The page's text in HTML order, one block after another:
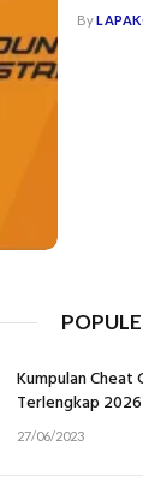
By
Kumpulan Cheat
Terlengkap 2026
27/06/2023